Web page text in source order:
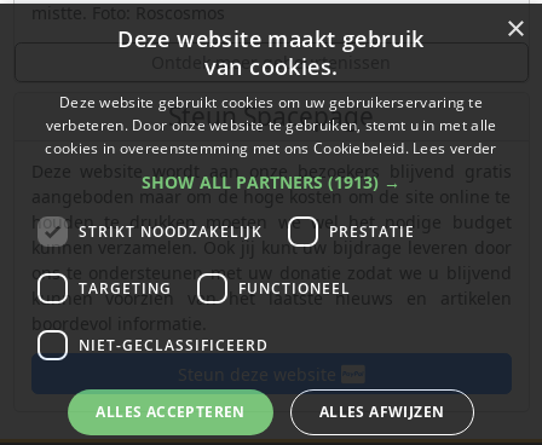
Ontdek meer gebeurtenissen
Steun Spacepage
Deze website wordt aan onze bezoekers blijvend gratis
aangeboden maar om de hoge kosten om de site online te
houden te drukken moeten we wel het nodige budget
kunnen verzamelen. Ook jij kunt uw bijdrage leveren door
ons te ondersteunen met uw donatie zodat we u blijvend
kunnen voorzien van het laatste nieuws en artikelen
Steun deze website
×
Deze website maakt gebruik
van cookies.
Deze website gebruikt cookies om uw gebruikerservaring te
verbeteren. Door onze website te gebruiken, stemt u in met alle
cookies in overeenstemming met ons Cookiebeleid. Lees verder
SHOW ALL PARTNERS (1913) →
STRIKT NOODZAKELIJK PRESTATIE
TARGETING FUNCTIONEEL
NIET-GECLASSIFICEERD
ALLES ACCEPTEREN ALLES AFWIJZEN